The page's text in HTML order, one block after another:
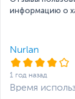
На
устройство
покрытием
Диагональ
дюйм
Яркость
Поверхность
Питание
информацию о
Nurlan
1 год назад
Время